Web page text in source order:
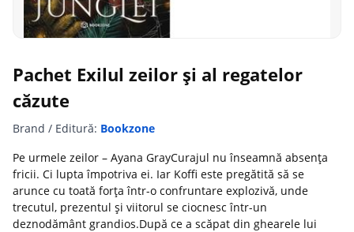
Pachet Exilul zeilor și al regatelor
căzute
Brand / Editură: Bookzone
Pe urmele zeilor – Ayana GrayCurajul nu înseamnă absența
fricii. Ci lupta împotriva ei. Iar Koffi este pregătită să se
arunce cu toată forța într-o confruntare explozivă, unde
trecutul, prezentul și viitorul se ciocnesc într-un
deznodământ grandios.După ce a scăpat din ghearele lui